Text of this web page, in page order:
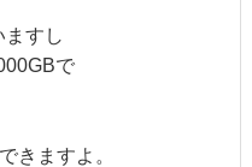
すし
で
きますよ。